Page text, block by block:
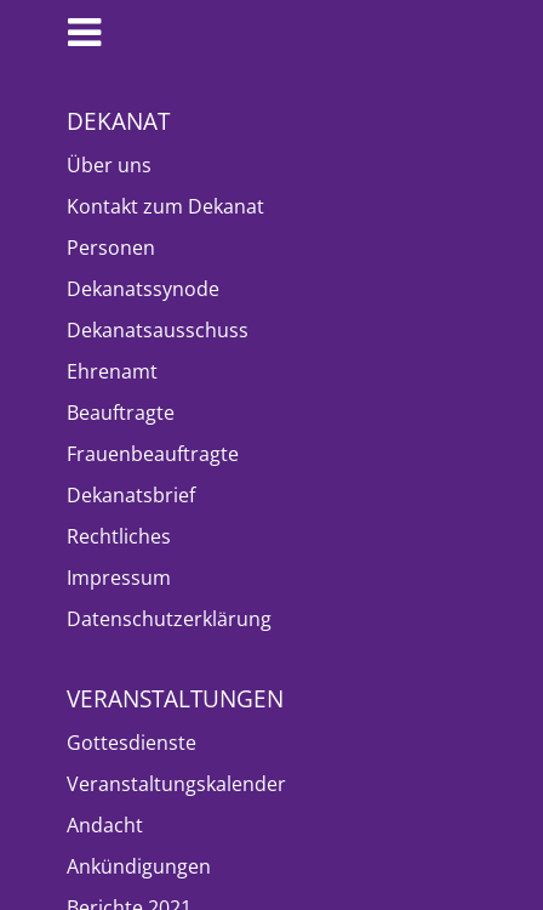
DEKANAT
Über uns
Kontakt zum Dekanat
Personen
Dekanatssynode
Dekanatsausschuss
Ehrenamt
Beauftragte
Frauenbeauftragte
Dekanatsbrief
Rechtliches
Impressum
Datenschutzerklärung
VERANSTALTUNGEN
Gottesdienste
Veranstaltungskalender
Andacht
Ankündigungen